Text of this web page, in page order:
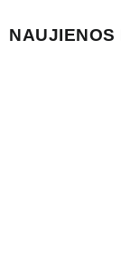
NAUJIENOS